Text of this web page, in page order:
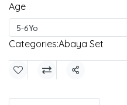
Age
5-6Yo
Categories:Abaya Set
Share